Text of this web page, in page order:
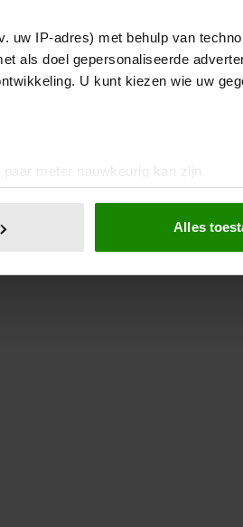
uw IP-adres) met behulp van
als doel gepersonaliseerde
U kunt kiezen wie uw
meter nauwkeurig kan zijn
eigenschappen (fingerprinting)
Alles